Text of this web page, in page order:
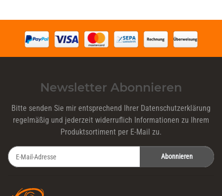
Newsletter Abonnieren
Bitte senden Sie mir entsprechend Ihrer Datenschutzerklärung
regelmäßig und jederzeit widerruflich Informationen zu Ihrem
Produktsortiment per E-Mail zu.
Abonnieren